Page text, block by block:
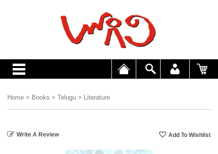
Home > Books > Telugu > Literature
Write A Review